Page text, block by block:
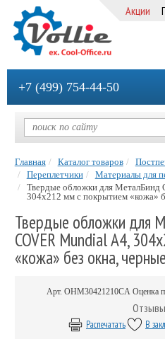
Акции
+7 (499) 754-44-50
Главная Каталог товаров
Переплетчики
Материалы для
Твердые обложки для МеталБинд
304x212 мм с покрытием «кожа»
Твердые обложки для
COVER Mundial А4,
«кожа» без окна, черные
Арт. OHM30421210CA Оценка
Распечатать В